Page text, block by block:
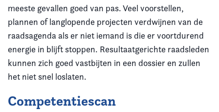
meeste gevallen goed van pas. Veel voorstellen,
plannen of langlopende projecten verdwijnen van de
raadsagenda als er niet iemand is die er voortdurend
energie in blijft stoppen. Resultaatgerichte raadsleden
kunnen zich goed vastbijten in een dossier en zullen
het niet snel loslaten.
Competentiescan